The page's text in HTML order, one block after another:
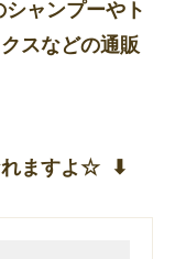
ャンプーやト
スなどの通販
れますよ☆ ⬇︎